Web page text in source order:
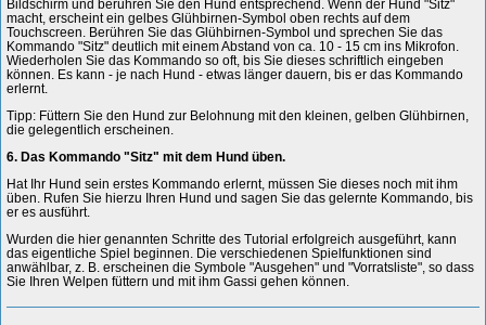
Bildschirm und berühren Sie den Hund entsprechend. Wenn der Hund "Sitz"
macht, erscheint ein gelbes Glühbirnen-Symbol oben rechts auf dem
Touchscreen. Berühren Sie das Glühbirnen-Symbol und sprechen Sie das
Kommando "Sitz" deutlich mit einem Abstand von ca. 10 - 15 cm ins Mikrofon.
Wiederholen Sie das Kommando so oft, bis Sie dieses schriftlich eingeben
können. Es kann - je nach Hund - etwas länger dauern, bis er das Kommando
erlernt.
Tipp: Füttern Sie den Hund zur Belohnung mit den kleinen, gelben Glühbirnen,
die gelegentlich erscheinen.
6. Das Kommando "Sitz" mit dem Hund üben.
Hat Ihr Hund sein erstes Kommando erlernt, müssen Sie dieses noch mit ihm
üben. Rufen Sie hierzu Ihren Hund und sagen Sie das gelernte Kommando, bis
er es ausführt.
Wurden die hier genannten Schritte des Tutorial erfolgreich ausgeführt, kann
das eigentliche Spiel beginnen. Die verschiedenen Spielfunktionen sind
anwählbar, z. B. erscheinen die Symbole "Ausgehen" und "Vorratsliste", so dass
Sie Ihren Welpen füttern und mit ihm Gassi gehen können.